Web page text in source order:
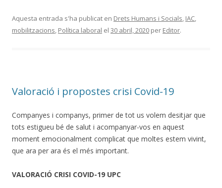
Aquesta entrada s'ha publicat en Drets Humans i Socials, IAC,
mobilitzacions, Política laboral el 30 abril, 2020 per Editor.
Valoració i propostes crisi Covid-19
Companyes i companys, primer de tot us volem desitjar que
tots estigueu bé de salut i acompanyar-vos en aquest
moment emocionalment complicat que moltes estem vivint,
que ara per ara és el més important.
VALORACIÓ CRISI COVID-19 UPC